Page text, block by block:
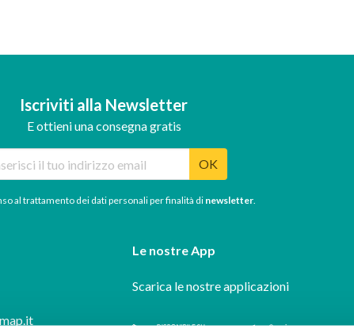
Iscriviti alla Newsletter
E ottieni una consegna gratis
OK
al trattamento dei dati personali per finalità di newsletter.
Le nostre App
Scarica le nostre applicazioni